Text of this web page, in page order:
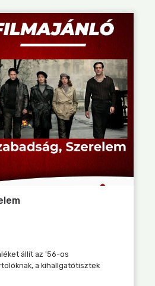
állít az '56-os
a kihallgatótisztek